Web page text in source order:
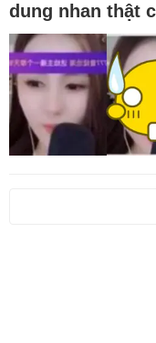
dung nhan thật